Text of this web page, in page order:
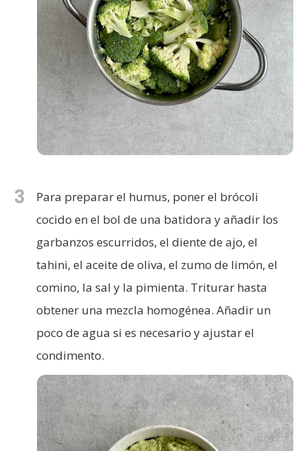
3
Para preparar el humus, poner el brócoli
cocido en el bol de una batidora y añadir los
garbanzos escurridos, el diente de ajo, el
tahini, el aceite de oliva, el zumo de limón, el
comino, la sal y la pimienta. Triturar hasta
obtener una mezcla homogénea. Añadir un
poco de agua si es necesario y ajustar el
condimento.